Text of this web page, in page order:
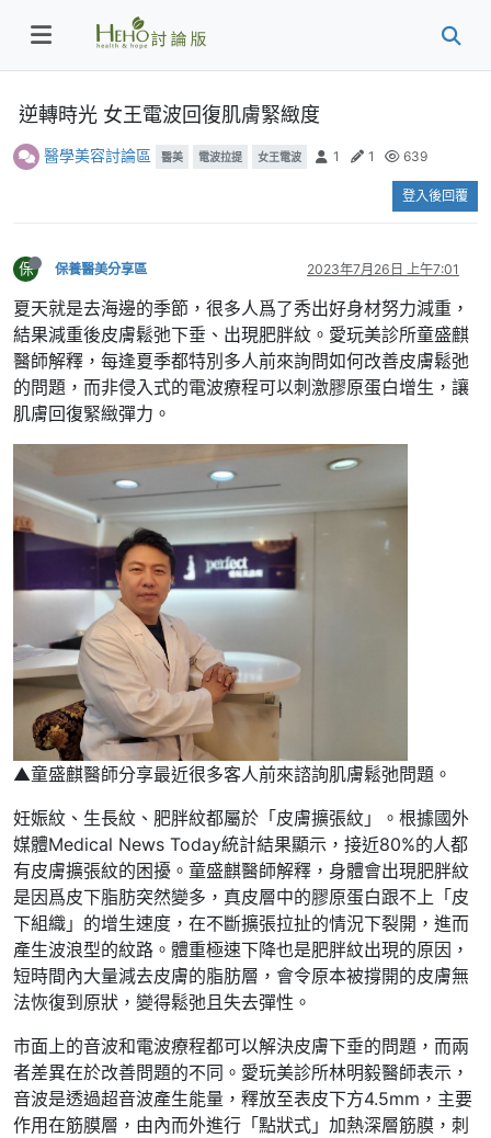
逆轉時光 女王電波回復肌膚緊緻度
醫學美容討論區 醫美 電波拉提 女王電波 1 1 639
登入後回覆
保 保養醫美分享區 2023年7月26日 上午7:01
夏天就是去海邊的季節，很多人爲了秀出好身材努力減重，
結果減重後皮膚鬆弛下垂、出現肥胖紋。愛玩美診所童盛麒
醫師解釋，每逢夏季都特別多人前來詢問如何改善皮膚鬆弛
的問題，而非侵入式的電波療程可以刺激膠原蛋白增生，讓
肌膚回復緊緻彈力。
▲童盛麒醫師分享最近很多客人前來諮詢肌膚鬆弛問題。
妊娠紋、生長紋、肥胖紋都屬於「皮膚擴張紋」。根據國外
媒體Medical News Today統計結果顯示，接近80%的人都
有皮膚擴張紋的困擾。童盛麒醫師解釋，身體會出現肥胖紋
是因爲皮下脂肪突然變多，真皮層中的膠原蛋白跟不上「皮
下組織」的增生速度，在不斷擴張拉扯的情況下裂開，進而
產生波浪型的紋路。體重極速下降也是肥胖紋出現的原因，
短時間內大量減去皮膚的脂肪層，會令原本被撐開的皮膚無
法恢復到原狀，變得鬆弛且失去彈性。
市面上的音波和電波療程都可以解決皮膚下垂的問題，而兩
者差異在於改善問題的不同。愛玩美診所林明毅醫師表示，
音波是透過超音波產生能量，釋放至表皮下方4.5mm，主要
作用在筋膜層，由內而外進行「點狀式」加熱深層筋膜，刺